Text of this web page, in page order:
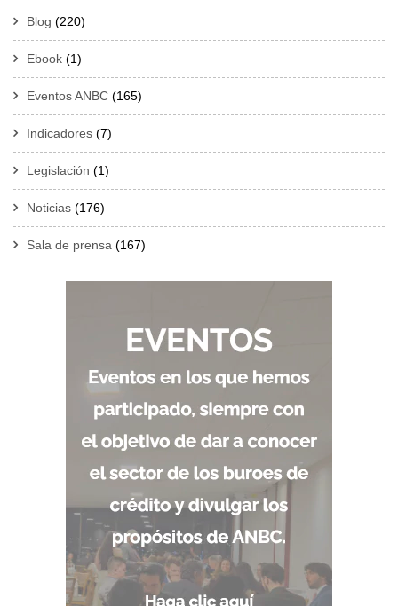
Blog (220)
Ebook (1)
Eventos ANBC (165)
Indicadores (7)
Legislación (1)
Noticias (176)
Sala de prensa (167)